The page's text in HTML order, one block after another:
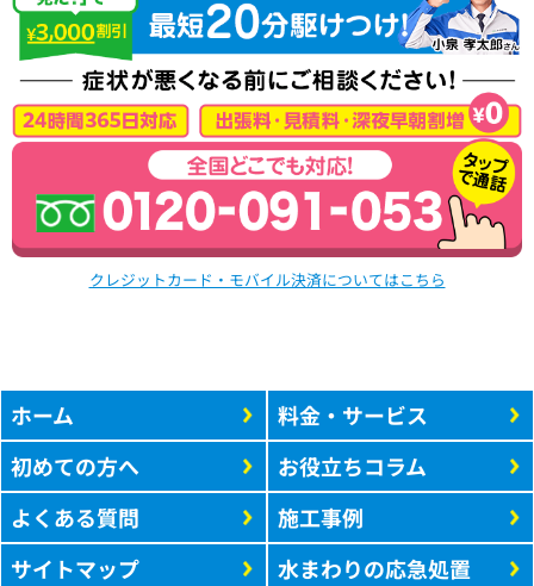
クレジットカード・モバイル決済についてはこちら
ホーム
初めての方へ
よくある質問
サイトマップ
料金・サービス
お役立ちコラム
施工事例
水まわりの応急処置